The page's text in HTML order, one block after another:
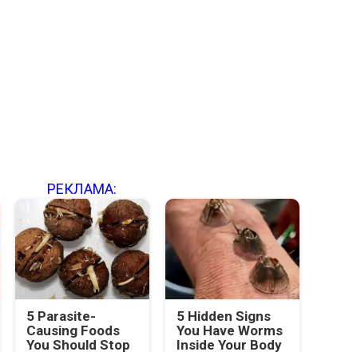
РЕКЛАМА:
5 Parasite-
Causing Foods
You Should Stop
5 Hidden Signs
You Have Worms
Inside Your Body